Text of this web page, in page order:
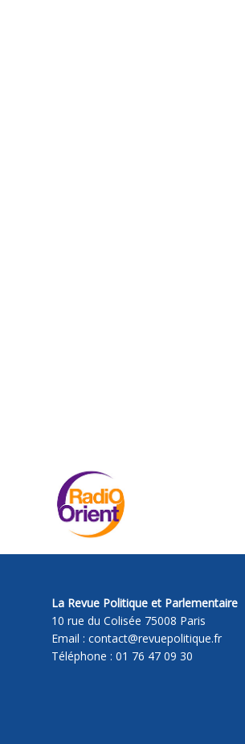
La Revue Politique et Parlementaire
10 rue du Colisée 75008 Paris
Email : contact@revuepolitique.fr
Téléphone : 01 76 47 09 30